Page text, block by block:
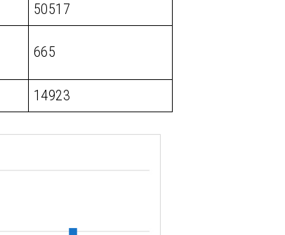
50517
665
14923